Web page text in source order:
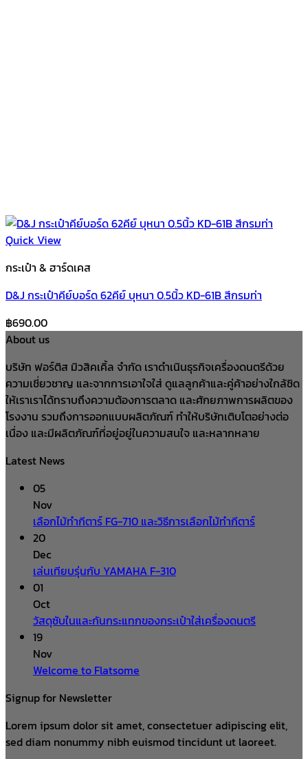
Quick View
กระเป๋า & ฮาร์ดเคส
D&J กระเป๋าคีย์บอร์ด 62คีย์ บุหนา 0.5นิ้ว KD-61B สีกรมท่า
฿690.00
About us
บริษัท ฟอร์ติส มิวสิคเคิ้ล จำกัด เราดำเนินธุรกิจเครื่องดนตรีด้วย
ความเชี่ยวชาญ และจากการเอาใจใส่ ดูแลลูกค้าและคู่ค้าอย่างใกล้ชิด
ให้เราเราได้ทราบถึงความต้องการตลาด และศักยภาพการผลิตของ
โรงงาน รวมถึงการออกแบบผลิตภัณฑ์ ทำให้บริษัทเติบโตอย่างต่อ
เนื่อง และมีผลิตภัณฑ์ที่อยู่อยู่ในความสนใจ และหลากหลาย
Latest News
05
Nov
เลือกไม้ทำกีตาร์ FG-710 และวิธีการเลือกไม้ทำกีตาร์
20
Dec
เล่นเทียบรุ่นกับ YAMAHA F-310
01
Oct
วัสดุซับในและกันกระแทกของกระเป๋าใส่เครื่องดนตรี
19
Nov
Welcome to Flatsome
Signup for Newsletter
Lorem ipsum dolor sit amet, consectetuer adipiscing elit,
sed diam nonummy nibh euismod tincidunt ut laoreet.